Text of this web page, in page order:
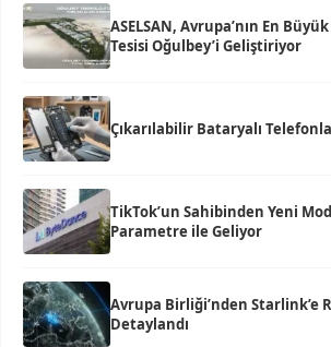
ASELSAN, Avrupa’nın En
Tesisi Oğulbey’i Geliştiriyor
Çıkarılabilir Bataryalı
TikTok’un Sahibinden Yeni
Parametre ile Geliyor
Avrupa Birliği’nden Starlink’e
Detaylandı